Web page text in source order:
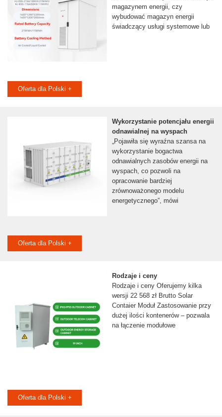
magazynem energii, czy
wybudować magazyn energii
świadczący usługi systemowe lub
Oferta dla Polski +
Wykorzystanie potencjału energii
odnawialnej na wyspach
„Pojawiła się wyraźna szansa na
wykorzystanie bogactwa
odnawialnych zasobów energii na
wyspach, co pozwoli na
opracowanie bardziej
zrównoważonego modelu
energetycznego”, mówi
Oferta dla Polski +
Rodzaje i ceny
Rodzaje i ceny Oferujemy kilka
wersji 22 568 zł Brutto Solar
Contaier Moduł Zastosowanie przy
dużej ilości kontenerów – pozwala
na łączenie modułowe
Oferta dla Polski +